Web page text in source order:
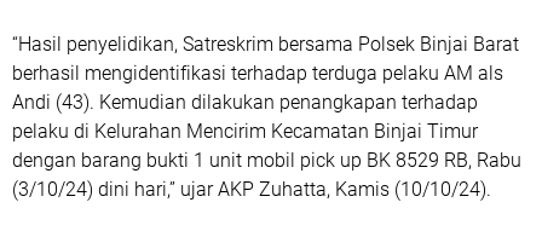
“Hasil penyelidikan, Satreskrim bersama Polsek Binjai Barat
berhasil mengidentifikasi terhadap terduga pelaku AM als
Andi (43). Kemudian dilakukan penangkapan terhadap
pelaku di Kelurahan Mencirim Kecamatan Binjai Timur
dengan barang bukti 1 unit mobil pick up BK 8529 RB, Rabu
(3/10/24) dini hari,” ujar AKP Zuhatta, Kamis (10/10/24).